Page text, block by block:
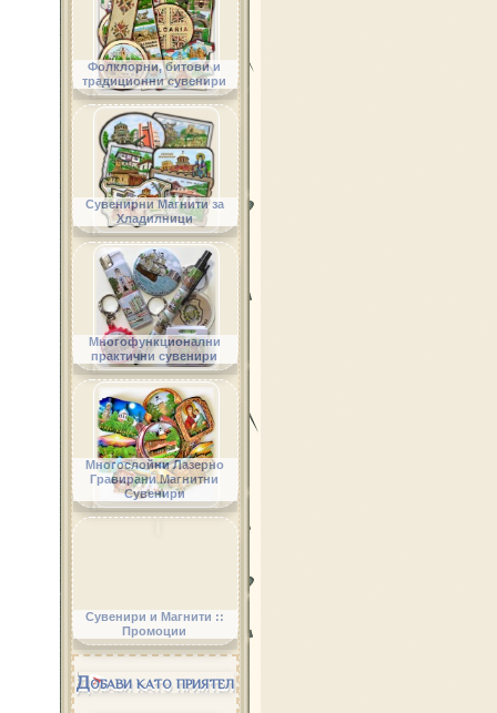
Фолклорни, битови и
традиционни сувенири
Сувенирни Магнити за
Хладилници
Многофункционални
практични сувенири
Многослойни Лазерно
Гравирани Магнитни
Сувенири
Сувенири и Магнити ::
Промоции
Добави като приятел